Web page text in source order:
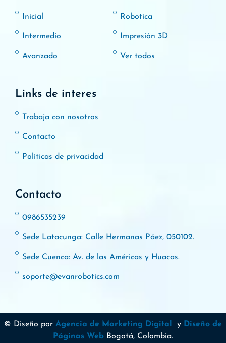
Inicial
Intermedio
Avanzado
Robotica
Impresión 3D
Ver todos
Links de interes
Trabaja con nosotros
Contacto
Políticas de privacidad
Contacto
0986535239
Sede Latacunga: Calle Hermanas Páez, 050102.
Sede Cuenca: Av. de las Américas y Huacas.
soporte@evanrobotics.com
© Diseño por Agencia de Marketing Digital y Diseño de
Páginas Web Bogotá, Colombia.